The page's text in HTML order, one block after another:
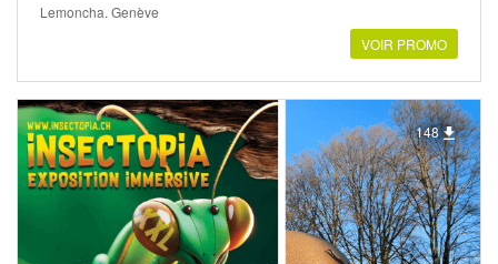
Lemoncha, Genève
VOIR PROMO
148